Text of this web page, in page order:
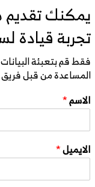
يمكنك تقديم
تجربة قيادة
فقط قم بتعبئة
المساعدة من قبل
الاسم*
الايميل*